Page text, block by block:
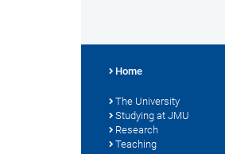
Home
The University
Studying at JMU
Research
Teaching